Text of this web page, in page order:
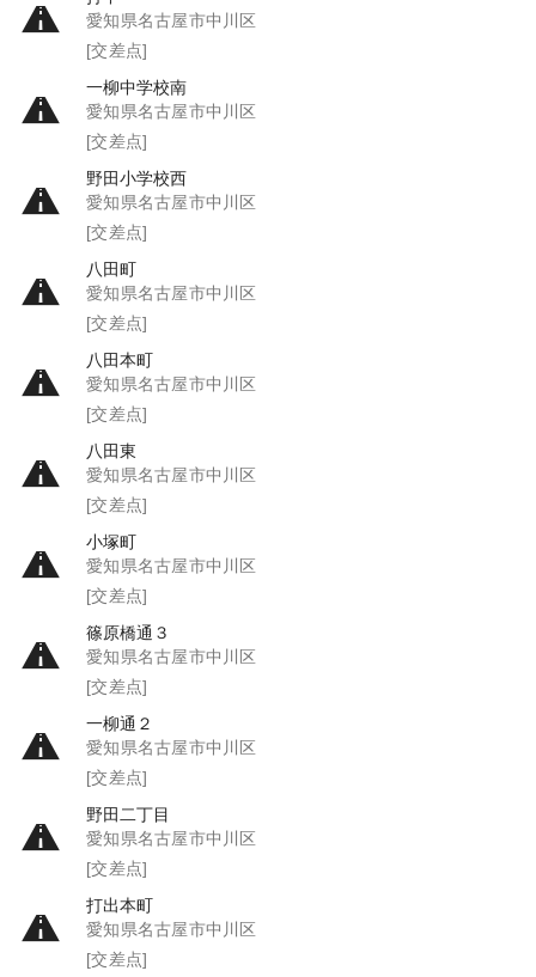
愛知県名古屋市中川区
[交差点]
一柳中学校南
愛知県名古屋市中川区
[交差点]
野田小学校西
愛知県名古屋市中川区
[交差点]
八田町
愛知県名古屋市中川区
[交差点]
八田本町
愛知県名古屋市中川区
[交差点]
八田東
愛知県名古屋市中川区
[交差点]
小塚町
愛知県名古屋市中川区
[交差点]
篠原橋通３
愛知県名古屋市中川区
[交差点]
一柳通２
愛知県名古屋市中川区
[交差点]
野田二丁目
愛知県名古屋市中川区
[交差点]
打出本町
愛知県名古屋市中川区
[交差点]